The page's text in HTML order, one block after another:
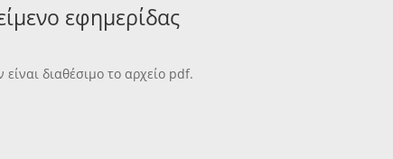
εφημερίδας
είναι διαθέσιμο το αρχείο pdf.